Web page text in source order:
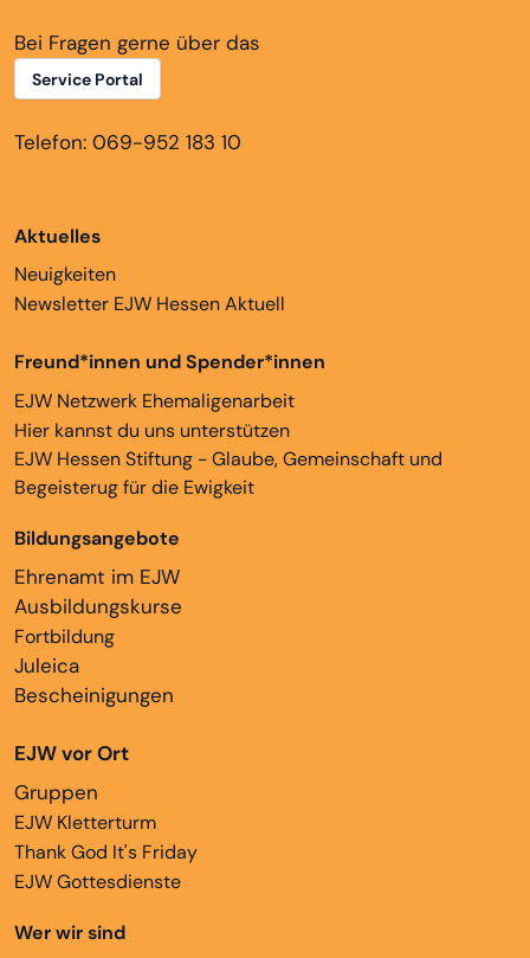
Bei Fragen gerne über das
Service Portal
Telefon: 069-952 183 10
Aktuelles
Neuigkeiten
Newsletter EJW Hessen Aktuell
Freund*innen und Spender*innen
EJW Netzwerk Ehemaligenarbeit
Hier kannst du uns unterstützen
EJW Hessen Stiftung - Glaube, Gemeinschaft und
Begeisterug für die Ewigkeit
Bildungsangebote
Ehrenamt im EJW
Ausbildungskurse
Fortbildung
Juleica
Bescheinigungen
EJW vor Ort
Gruppen
EJW Kletterturm
Thank God It's Friday
EJW Gottesdienste
Wer wir sind